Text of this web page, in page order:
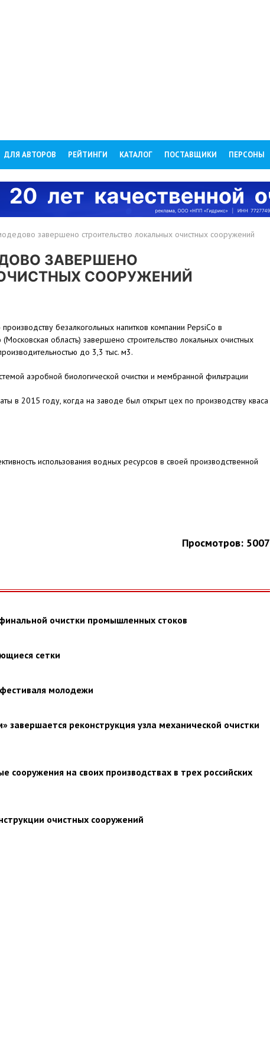
ДЛЯ АВТОРОВ РЕЙТИНГИ КАТАЛОГ ПОСТАВЩИКИ ПЕРСОНЫ
завершено строительство локальных очистных сооружений
ЗАВЕРШЕНО
СООРУЖЕНИЙ
безалкогольных напитков компании PepsiCo в
область) завершено строительство локальных очистных
до 3,3 тыс. м3.
аэробной биологической очистки и мембранной фильтрации
в 2015 году, когда на заводе был открыт цех по производству кваса
использования водных ресурсов в своей производственной
Просмотров: 5007
очистки промышленных стоков
сетки
молодежи
реконструкция узла механической очистки
на своих производствах в трех российских
очистных сооружений